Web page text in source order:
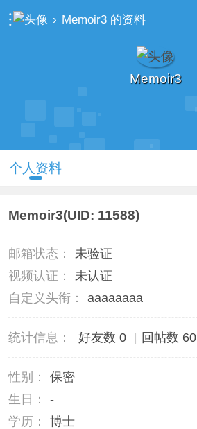
› Memoir3 的资料
Memoir3
个人资料
Memoir3(UID: 11588)
邮箱状态：
未验证
视频认证：
未认证
自定义头衔：
aaaaaaaa
统计信息： 好友数 0 | 回帖数 60
性别：
保密
生日：
-
学历：
博士